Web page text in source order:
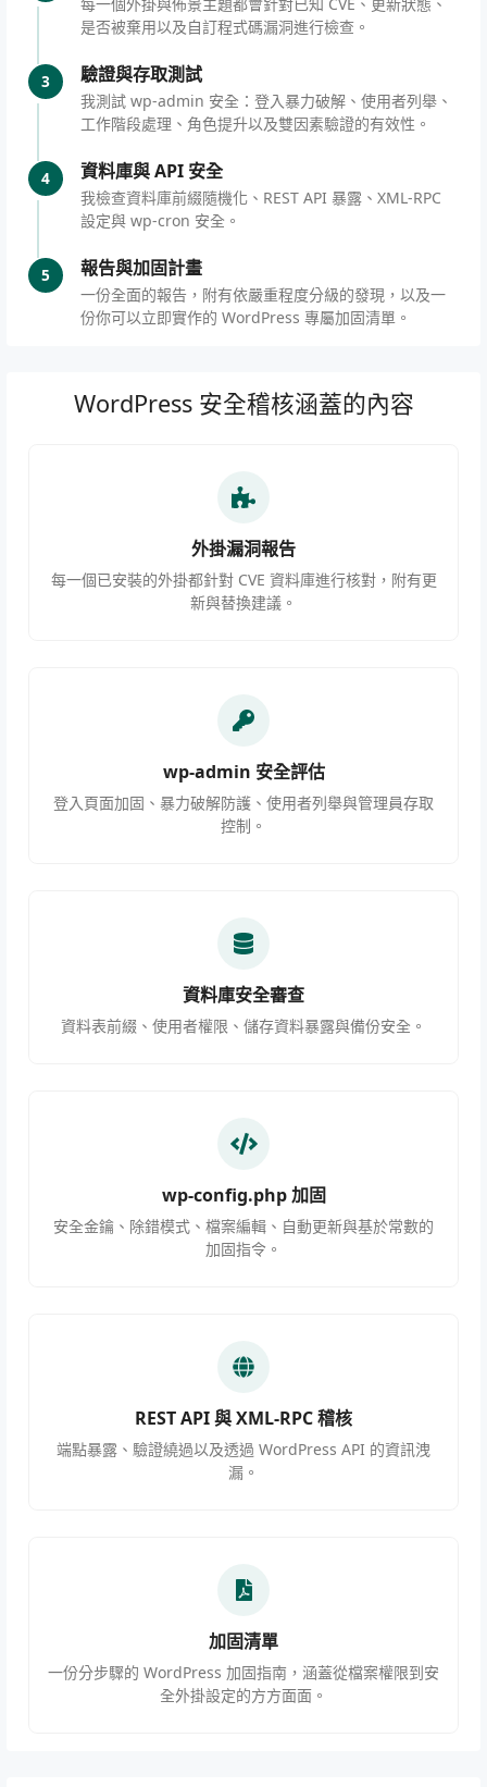
是否被棄用以及自訂程式碼漏洞進行檢查。
3 驗證與存取測試
我測試 wp-admin 安全：登入暴力破解、使用者列舉、
工作階段處理、角色提升以及雙因素驗證的有效性。
4 資料庫與 API 安全
我檢查資料庫前綴隨機化、REST API 暴露、XML-RPC
設定與 wp-cron 安全。
5 報告與加固計畫
一份全面的報告，附有依嚴重程度分級的發現，以及一
份你可以立即實作的 WordPress 專屬加固清單。
WordPress 安全稽核涵蓋的內容
外掛漏洞報告
每一個已安裝的外掛都針對 CVE 資料庫進行核對，附有更
新與替換建議。
wp-admin 安全評估
登入頁面加固、暴力破解防護、使用者列舉與管理員存取
控制。
資料庫安全審查
資料表前綴、使用者權限、儲存資料暴露與備份安全。
wp-config.php 加固
安全金鑰、除錯模式、檔案編輯、自動更新與基於常數的
加固指令。
REST API 與 XML-RPC 稽核
端點暴露、驗證繞過以及透過 WordPress API 的資訊洩
漏。
加固清單
一份分步驟的 WordPress 加固指南，涵蓋從檔案權限到安
全外掛設定的方方面面。